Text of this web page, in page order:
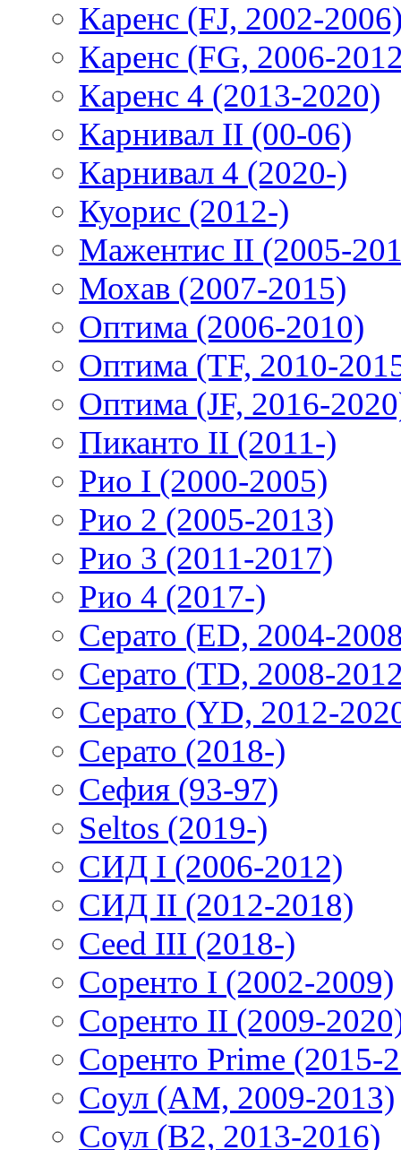
Каренс (FJ, 2002-
Каренс (FG, 2006-
Каренс 4 (2013-2020)
Карнивал II (00-06)
Карнивал 4 (2020-)
Куорис (2012-)
Мажентис II (2005-
Мохав (2007-2015)
Оптима (2006-2010)
Оптима (TF, 2010-
Оптима (JF, 2016-
Пиканто II (2011-)
Рио I (2000-2005)
Рио 2 (2005-2013)
Рио 3 (2011-2017)
Рио 4 (2017-)
Серато (ED, 2004-
Серато (TD, 2008-
Серато (YD, 2012-
Серато (2018-)
Сефия (93-97)
Seltos (2019-)
СИД I (2006-2012)
СИД II (2012-2018)
Ceed III (2018-)
Соренто I (2002-2009)
Соренто II (2009-
Соренто Prime (2015-
Соул (AM, 2009-2013)
Соул (B2, 2013-2016)